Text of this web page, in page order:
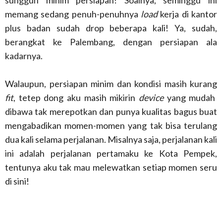
memang sedang penuh-penuhnya loadkerja di kantor
plus badan sudah drop beberapa kali! Ya, sudah,
berangkat ke Palembang, dengan persiapan ala
kadarnya.
Walaupun, persiapan minim dan kondisi masih kurang
fit, tetep dong aku masih mikirin device yang mudah
dibawa tak merepotkan dan punya kualitas bagus buat
mengabadikan momen-momen yang tak bisa terulang
dua kali selama perjalanan. Misalnya saja, perjalanan kali
ini adalah perjalanan pertamaku ke Kota Pempek,
tentunya aku tak mau melewatkan setiap momen seru
di sini!